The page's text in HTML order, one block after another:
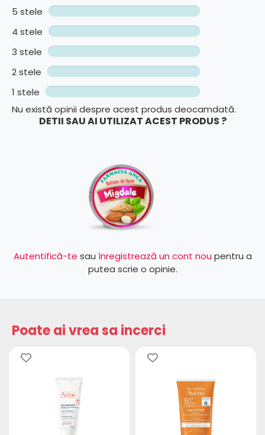
5 stele
4 stele
3 stele
2 stele
1 stele
Nu există opinii despre acest produs deocamdată.
DETII SAU AI UTILIZAT ACEST PRODUS ?
Autentifică-te sau înregistrează un cont nou pentru a
putea scrie o opinie.
Poate ai vrea sa incerci